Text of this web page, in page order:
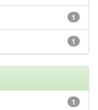
1
1
1